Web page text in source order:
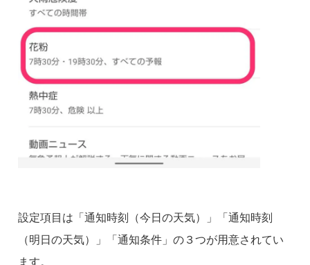
設定項目は「通知時刻（今日の天気）」「通知時刻
（明日の天気）」「通知条件」の３つが用意されてい
ます。